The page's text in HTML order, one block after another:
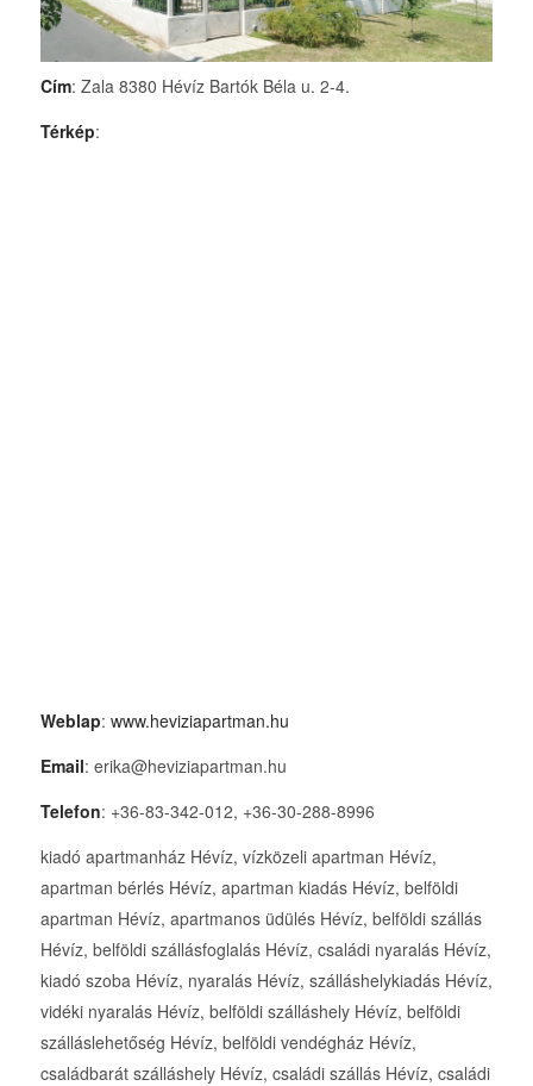
Cím: Zala 8380 Hévíz Bartók Béla u. 2-4.
Térkép:
Weblap: www.heviziapartman.hu
Email: erika@heviziapartman.hu
Telefon: +36-83-342-012, +36-30-288-8996
kiadó apartmanház Hévíz, vízközeli apartman Hévíz,
apartman bérlés Hévíz, apartman kiadás Hévíz, belföldi
apartman Hévíz, apartmanos üdülés Hévíz, belföldi szállás
Hévíz, belföldi szállásfoglalás Hévíz, családi nyaralás Hévíz,
kiadó szoba Hévíz, nyaralás Hévíz, szálláshelykiadás Hévíz,
vidéki nyaralás Hévíz, belföldi szálláshely Hévíz, belföldi
szálláslehetőség Hévíz, belföldi vendégház Hévíz,
családbarát szálláshely Hévíz, családi szállás Hévíz, családi